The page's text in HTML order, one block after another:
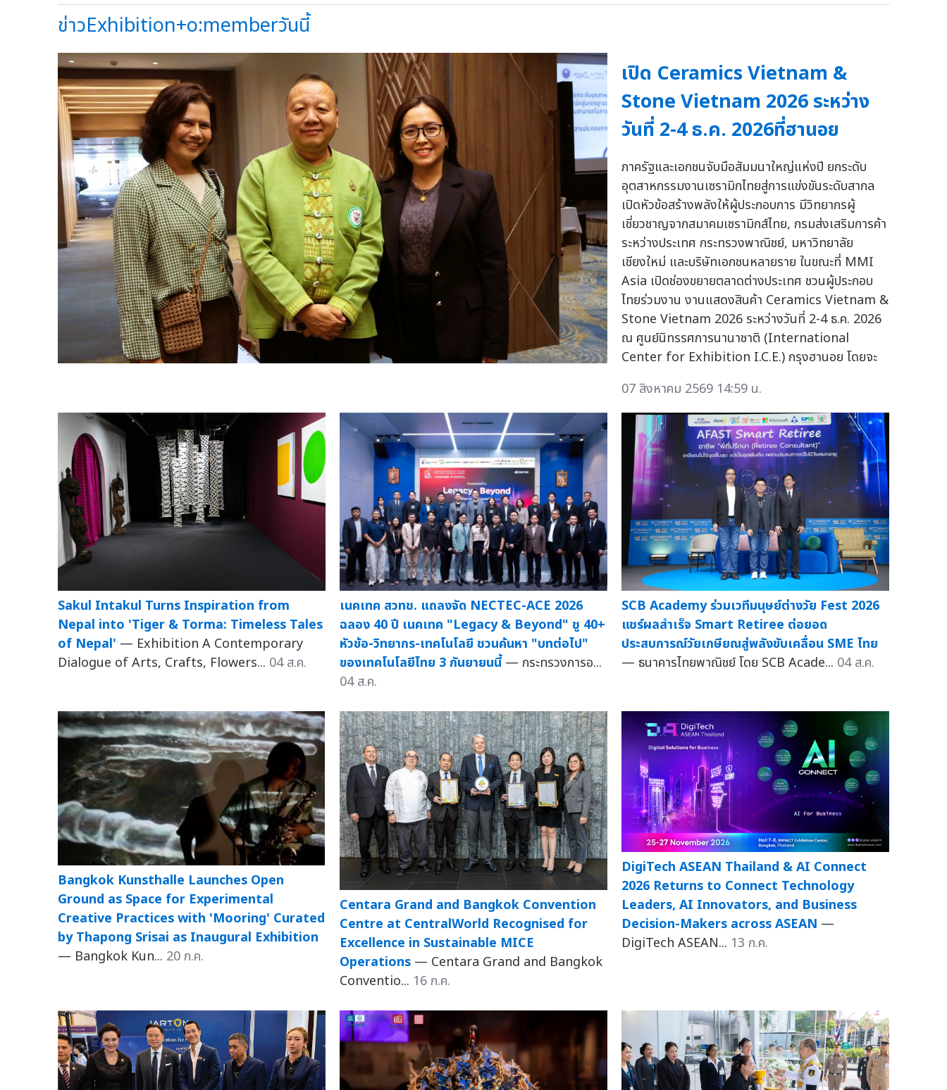
ข่าวExhibition+o:memberวันนี้
เปิด Ceramics Vietnam &
Stone Vietnam 2026 ระหว่าง
วันที่ 2-4 ธ.ค. 2026ที่ฮานอย
ภาครัฐและเอกชนจับมือสัมมนาใหญ่แห่งปี ยกระดับ
อุตสาหกรรมงานเซรามิกไทยสู่การแข่งขันระดับสากล
เปิดหัวข้อสร้างพลังให้ผู้ประกอบการ มีวิทยากรผู้
เชี่ยวชาญจากสมาคมเซรามิกส์ไทย, กรมส่งเสริมการค้า
ระหว่างประเทศ กระทรวงพาณิชย์, มหาวิทยาลัย
เชียงใหม่ และบริษัทเอกชนหลายราย ในขณะที่ MMI
Asia เปิดช่องขยายตลาดต่างประเทศ ชวนผู้ประกอบ
ไทยร่วมงาน งานแสดงสินค้า Ceramics Vietnam &
Stone Vietnam 2026 ระหว่างวันที่ 2-4 ธ.ค. 2026
ณ ศูนย์นิทรรศการนานาชาติ (International
Center for Exhibition I.C.E.) กรุงฮานอย โดยจะ
07 สิงหาคม 2569 14:59 น.
Sakul Intakul Turns Inspiration from
Nepal into 'Tiger & Torma: Timeless Tales
of Nepal' — Exhibition A Contemporary
Dialogue of Arts, Crafts, Flowers... 04 ส.ค.
เนคเทค สวทช. แถลงจัด NECTEC-ACE 2026
ฉลอง 40 ปี เนคเทค "Legacy & Beyond" ชู 40+
หัวข้อ-วิทยากร-เทคโนโลยี ชวนค้นหา "บทต่อไป"
ของเทคโนโลยีไทย 3 กันยายนนี้ — กระทรวงการอ...
04 ส.ค.
SCB Academy ร่วมเวทีมนุษย์ต่างวัย Fest 2026
แชร์ผลสำเร็จ Smart Retiree ต่อยอด
ประสบการณ์วัยเกษียณสู่พลังขับเคลื่อน SME ไทย
— ธนาคารไทยพาณิชย์ โดย SCB Acade... 04 ส.ค.
Bangkok Kunsthalle Launches Open
Ground as Space for Experimental
Creative Practices with 'Mooring' Curated
by Thapong Srisai as Inaugural Exhibition
— Bangkok Kun... 20 ก.ค.
Centara Grand and Bangkok Convention
Centre at CentralWorld Recognised for
Excellence in Sustainable MICE
Operations — Centara Grand and Bangkok
Conventio... 16 ก.ค.
DigiTech ASEAN Thailand & AI Connect
2026 Returns to Connect Technology
Leaders, AI Innovators, and Business
Decision-Makers across ASEAN —
DigiTech ASEAN... 13 ก.ค.